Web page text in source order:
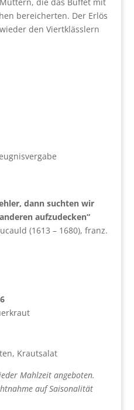
bereicherten. Der Erlös
den Viertklässlern
dann suchten wir
aufzudecken“
(1613 – 1680), franz.
Krautsalat
Mahlzeit angeboten.
auf Saisonalität